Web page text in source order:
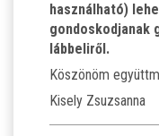
ÁLLÁS
ÉTKEZÉS
használható)
gondoskodjanak
lábbeliről.
Köszönöm
Kisely Zsuzsanna